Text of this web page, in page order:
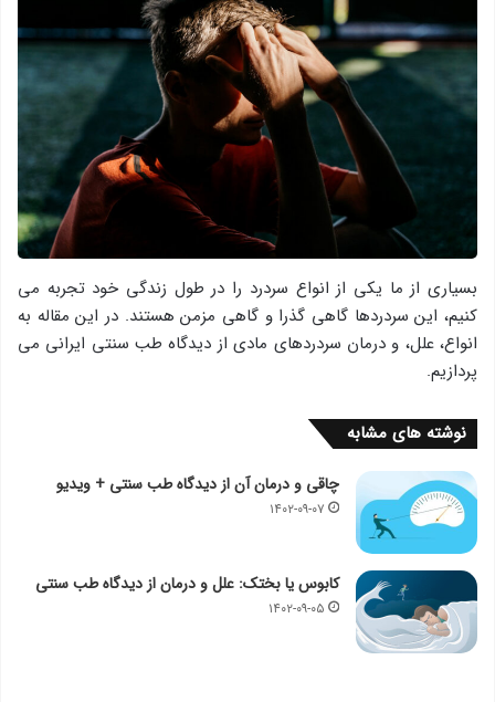
بسیاری از ما یکی از انواع سردرد را در طول زندگی خود تجربه می
کنیم، این سردردها گاهی گذرا و گاهی مزمن هستند. در این مقاله به
انواع، علل، و درمان سردردهای مادی از دیدگاه طب سنتی ایرانی می
پردازیم.
نوشته های مشابه
چاقی و درمان آن از دیدگاه طب سنتی + ویدیو
۱۴۰۲-۰۹-۰۷
کابوس یا بختک: علل و درمان از دیدگاه طب سنتی
۱۴۰۲-۰۹-۰۵